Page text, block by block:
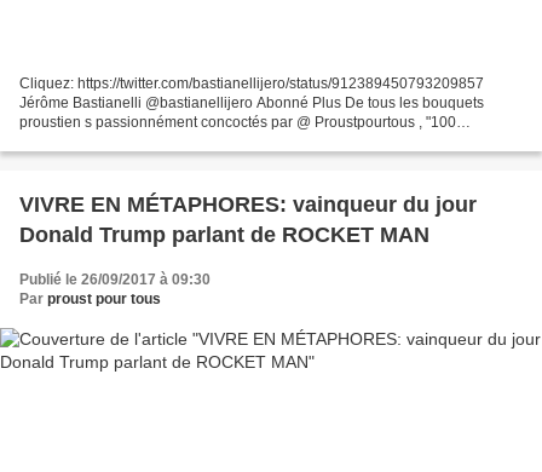
Cliquez: https://twitter.com/bastianellijero/status/912389450793209857
Jérôme Bastianelli @bastianellijero Abonné Plus De tous les bouquets
proustien s passionnément concoctés par @ Proustpourtous , "100
VIVRE EN MÉTAPHORES: vainqueur du jour
Donald Trump parlant de ROCKET MAN
Publié le 26/09/2017 à 09:30
Par proust pour tous